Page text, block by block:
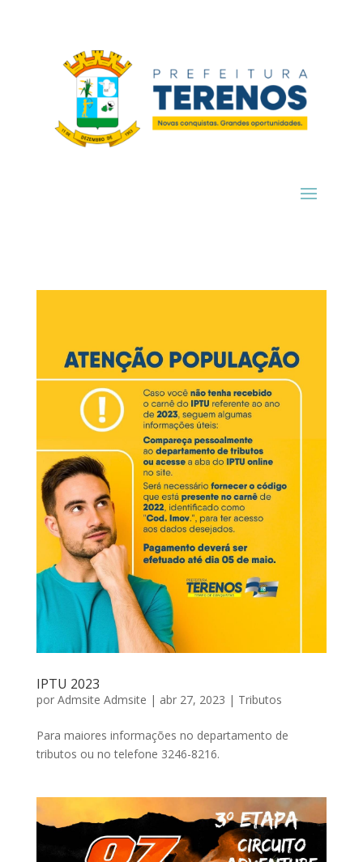
IPTU 2023
por Admsite Admsite | abr 27, 2023 | Tributos
Para maiores informações no departamento de
tributos ou no telefone 3246-8216.